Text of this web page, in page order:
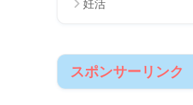
食べ物
節約
副業